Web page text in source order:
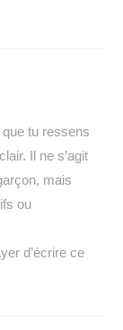
tu ressens
Il ne s’agit
mais
ou
d’écrire ce